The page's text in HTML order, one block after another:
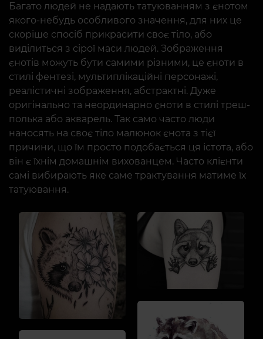
Багато людей не надають татуюванням з єнотом
якого-небудь особливого значення, для них це
скоріше спосіб прикрасити своє тіло, або
виділиться з сірої маси людей. Зображення
єнотів можуть бути самими різними, це єноти в
стилі фентезі, мультиплікаційні персонажі,
реалістичні зображення, абстрактні. Дуже
оригінально та неординарно єноти в стилі треш-
полька або акварель. Так само часто люди
наносять на своє тіло малюнок єнота з тієї
причини, що їм просто подобається ця істота, або
він є їхнім домашнім вихованцем. Часто клієнти
самі вибирають яке саме трактування матиме їх
татуювання.